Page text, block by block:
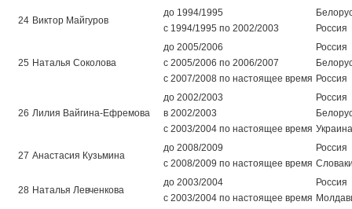
24 Виктор Майгуров
до 1994/1995
с 1994/1995 по 2002/2003
Россия
25 Наталья Соколова
до 2005/2006
Россия
с 2005/2006 по 2006/2007
с 2007/2008 по настоящее время Россия
26 Лилия Вайгина-Ефремова
до 2002/2003
Россия
в 2002/2003
с 2003/2004 по настоящее время Украина
27 Анастасия Кузьмина
до 2008/2009
Россия
с 2008/2009 по настоящее время
28 Наталья Левченкова
до 2003/2004
Россия
с 2003/2004 по настоящее время